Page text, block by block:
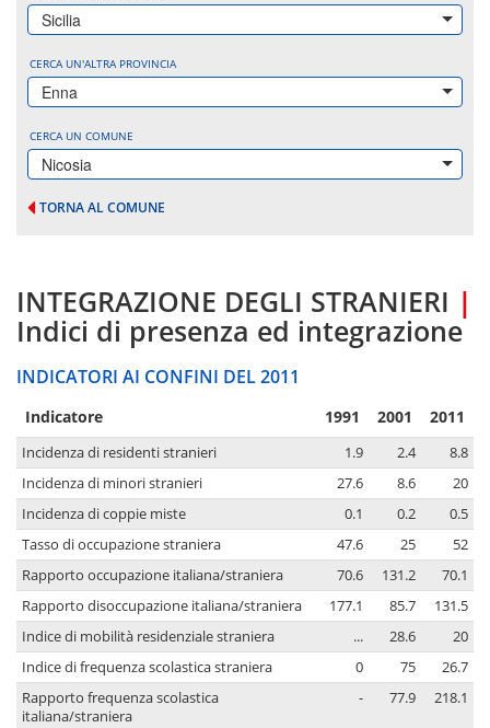
Sicilia
CERCA UN'ALTRA PROVINCIA
Enna
CERCA UN COMUNE
Nicosia
TORNA AL COMUNE
INTEGRAZIONE DEGLI STRANIERI |
Indici di presenza ed integrazione
INDICATORI AI CONFINI DEL 2011
Indicatore 1991 2001 2011
Incidenza di residenti stranieri 1.9 2.4
8.8
Incidenza di minori stranieri
27.6 8.6
20
Incidenza di coppie miste
0.1 0.2
0.5
Tasso di occupazione straniera
47.6 25
52
Rapporto occupazione italiana/straniera
70.6 131.2
70.1
Rapporto disoccupazione italiana/straniera
177.1 85.7
131.5
Indice di mobilità residenziale straniera
... 28.6
20
Indice di frequenza scolastica straniera
0 75
26.7
Rapporto frequenza scolastica
italiana/straniera
- 77.9 218.1